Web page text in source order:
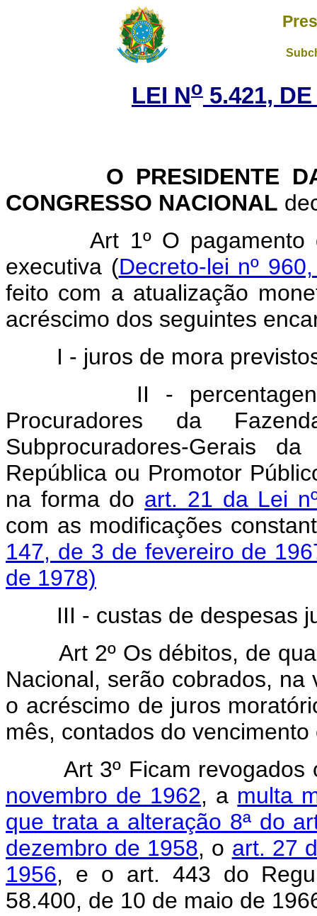
LEI No 5.421,
O PRESIDENTE DA
CONGRESSO NACIONAL
Art 1º O
executiva (Decreto-lei nº
feito com a atualização
acréscimo dos seguintes
I - juros de mora previstos
II -
Procuradores da
Subprocuradores-Gerais
República ou Promotor
na forma do art. 21 da Lei
com as modificações
147, de 3 de fevereiro de
de 1978)
III - custas de despesas
Art 2º Os débitos, de
Nacional, serão cobrados,
o acréscimo de juros
mês, contados do
Art 3º Ficam
novembro de 1962, a multa
que trata a alteração 8ª do
dezembro de 1958, o art. 27
1956, e o art. 443 do
58.400, de 10 de maio de